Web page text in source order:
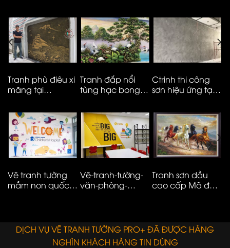
Tranh phù điêu xi
măng tại
City
Tranh đắp nổi
tùng hạc bong
Ctrinh thi công
sơn hiệu ứng tại
Vẽ tranh tường
mầm non quốc
Vẽ-tranh-tường-
văn-phòng-
Tranh sơn dầu
cao cấp Mã đáo
DỊCH VỤ VẼ TRANH TƯỜNG PRO+ ĐÃ ĐƯỢC HÀNG
NGHÌN KHÁCH HÀNG TIN DÙNG